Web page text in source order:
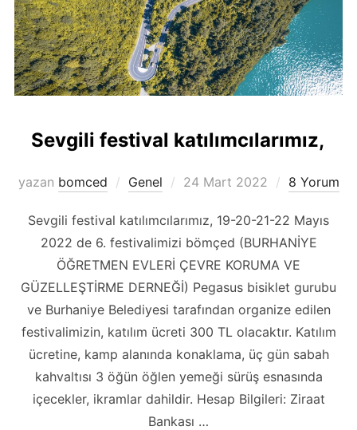
Sevgili festival katılımcılarımız,
yazan bomced Genel
Yayımlanma
24 Mart 2022 8 Yorum
Sevgili festival katılımcılarımız, 19-20-21-22 Mayıs
2022 de 6. festivalimizi bömçed (BURHANİYE
ÖĞRETMEN EVLERİ ÇEVRE KORUMA VE
GÜZELLEŞTİRME DERNEĞİ) Pegasus bisiklet gurubu
ve Burhaniye Belediyesi tarafından organize edilen
festivalimizin, katılım ücreti 300 TL olacaktır. Katılım
ücretine, kamp alanında konaklama, üç gün sabah
kahvaltısı 3 öğün öğlen yemeği sürüş esnasında
içecekler, ikramlar dahildir. Hesap Bilgileri: Ziraat
Bankası …